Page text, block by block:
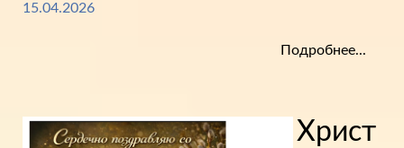
15.04.2026
Подробнее...
Христ